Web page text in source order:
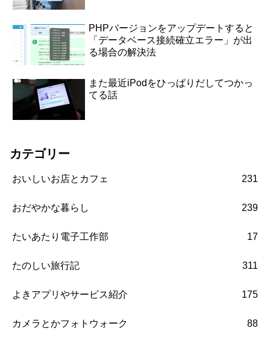
PHPバージョンをアップデートすると
「データベース接続確立エラー」が出
る場合の解決法
また最近iPodをひっぱりだしてつかっ
てる話
カテゴリー
おいしいお店とカフェ 231
おだやかな暮らし 239
たいあたり電子工作部 17
たのしい旅行記 311
よきアプリやサービス紹介 175
カメラとかフォトウォーク 88